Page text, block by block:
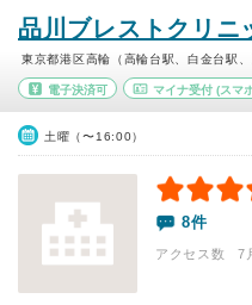
品川ブレストクリニ
東京都港区高輪（高輪台駅、白金台駅、
電子決済可 マイナ受付(スマ
土曜（〜16:00）
8件
アクセス数 7